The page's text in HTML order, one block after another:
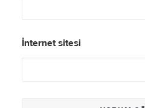
İnternet sitesi